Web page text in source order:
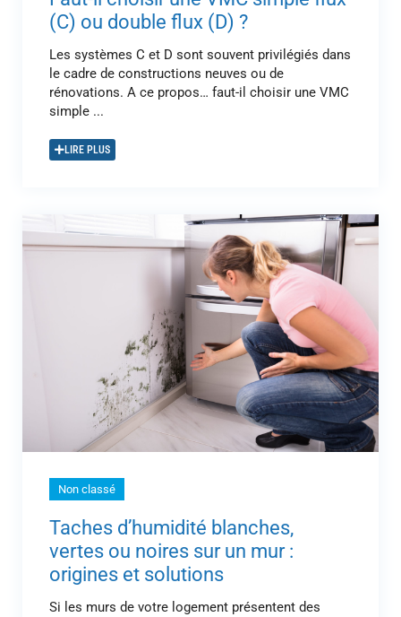
(C) ou double flux (D) ?
Les systèmes C et D sont souvent privilégiés dans
le cadre de constructions neuves ou de
rénovations. A ce propos… faut-il choisir une VMC
simple ...
LIRE PLUS
Non classé
Taches d’humidité blanches,
vertes ou noires sur un mur :
origines et solutions
Si les murs de votre logement présentent des